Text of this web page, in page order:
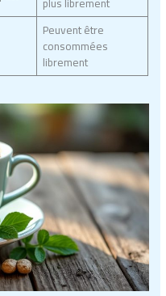
Peuvent être
consommées
librement